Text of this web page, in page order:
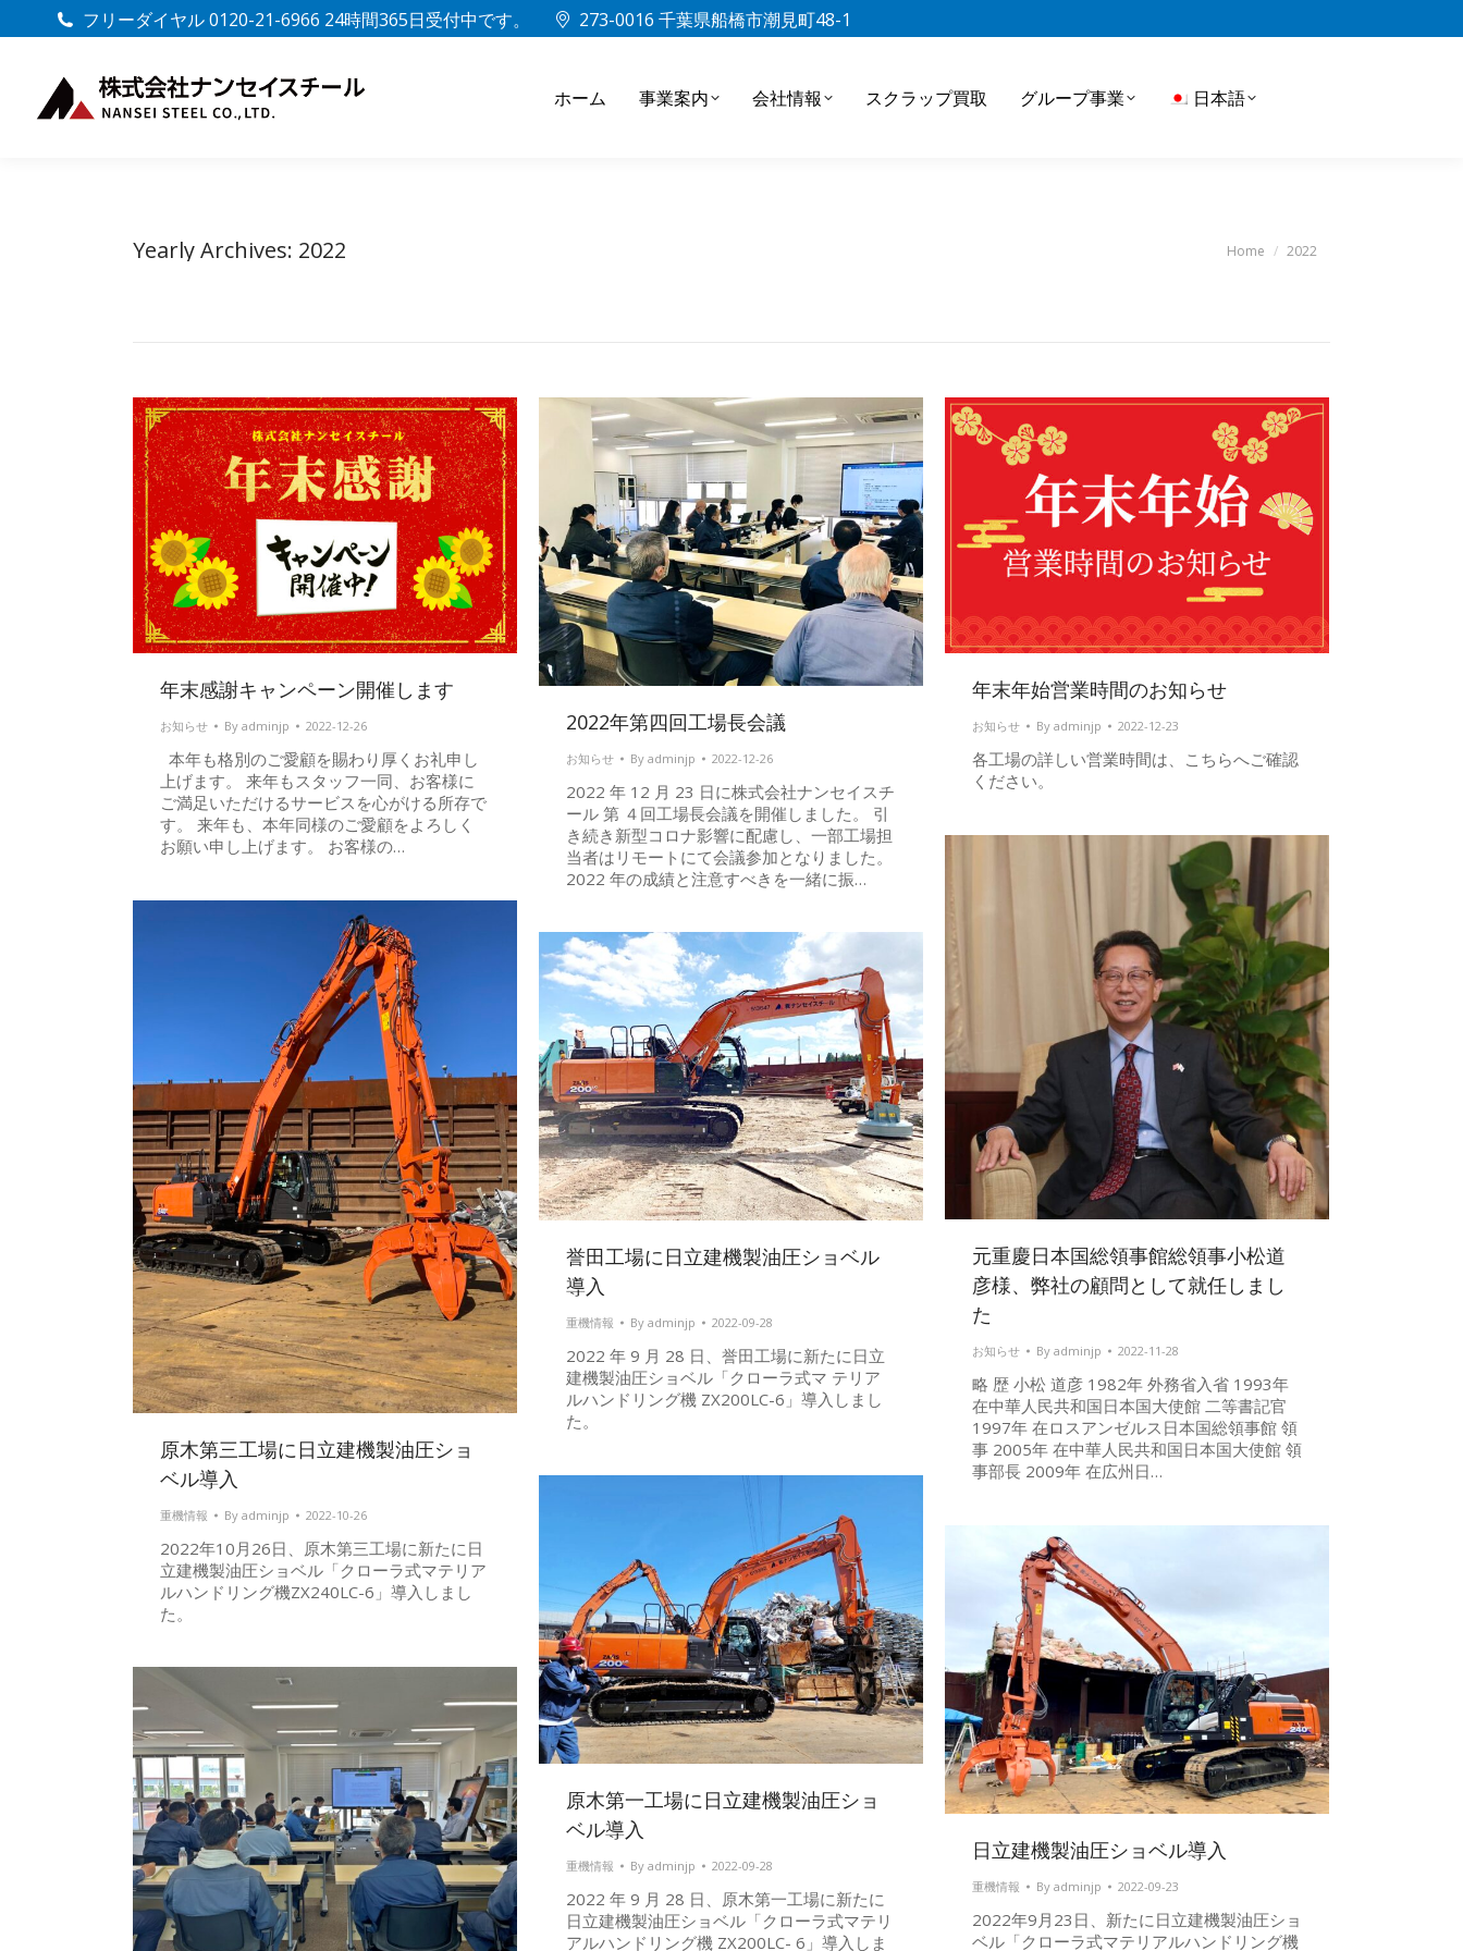
フリーダイヤル 0120-21-6966 24時間365日受付中です。 273-0016 千葉県船橋市潮見町48-1
ホーム 事業案内 会社情報 スクラップ買取 グループ事業 日本語
Yearly Archives: 2022 You are here:
Home 2022
年末感謝キャンペーン開催します
お知らせ By adminjp 2022-12-26
本年も格別のご愛顧を賜わり厚くお礼申し
上げます。 来年もスタッフ一同、お客様に
ご満足いただけるサービスを心がける所存で
す。 来年も、本年同様のご愛顧をよろしく
お願い申し上げます。 お客様の…
2022年第四回工場長会議
お知らせ By adminjp 2022-12-26
2022 年 12 月 23 日に株式会社ナンセイスチ
ール 第 ４回工場長会議を開催しました。 引
き続き新型コロナ影響に配慮し、一部工場担
当者はリモートにて会議参加となりました。
2022 年の成績と注意すべきを一緒に振…
年末年始営業時間のお知らせ
お知らせ By adminjp 2022-12-23
各工場の詳しい営業時間は、こちらへご確認
ください。
元重慶日本国総領事館総領事小松道
彦様、弊社の顧問として就任しまし
た
お知らせ By adminjp 2022-11-28
略 歴 小松 道彦 1982年 外務省入省 1993年
在中華人民共和国日本国大使館 二等書記官
1997年 在ロスアンゼルス日本国総領事館 領
事 2005年 在中華人民共和国日本国大使館 領
事部長 2009年 在広州日…
原木第三工場に日立建機製油圧ショ
ベル導入
重機情報 By adminjp 2022-10-26
2022年10月26日、原木第三工場に新たに日
立建機製油圧ショベル「クローラ式マテリア
ルハンドリング機ZX240LC-6」導入しまし
た。
誉田工場に日立建機製油圧ショベル
導入
重機情報 By adminjp 2022-09-28
2022 年 9 月 28 日、誉田工場に新たに日立
建機製油圧ショベル「クローラ式マ テリア
ルハンドリング機 ZX200LC-6」導入しまし
た。
原木第一工場に日立建機製油圧ショ
ベル導入
重機情報 By adminjp 2022-09-28
2022 年 9 月 28 日、原木第一工場に新たに
日立建機製油圧ショベル「クローラ式マテリ
アルハンドリング機 ZX200LC- 6」導入しま
日立建機製油圧ショベル導入
重機情報 By adminjp 2022-09-23
2022年9月23日、新たに日立建機製油圧ショ
ベル「クローラ式マテリアルハンドリング機